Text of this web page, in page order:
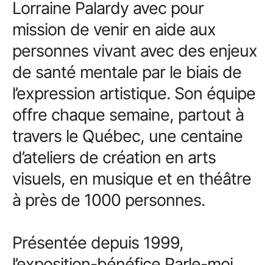
Lorraine Palardy avec pour
mission de venir en aide aux
personnes vivant avec des enjeux
de santé mentale par le biais de
l’expression artistique. Son équipe
offre chaque semaine, partout à
travers le Québec, une centaine
d’ateliers de création en arts
visuels, en musique et en théâtre
à près de 1000 personnes.
Présentée depuis 1999,